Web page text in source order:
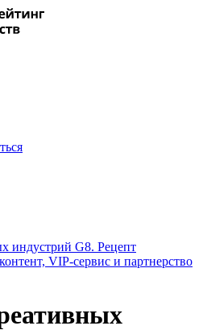
индустрий G8. Рецепт
VIP-сервис и партнерство